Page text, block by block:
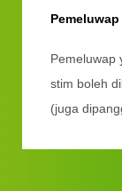
Pemeluwap
stim boleh
(juga